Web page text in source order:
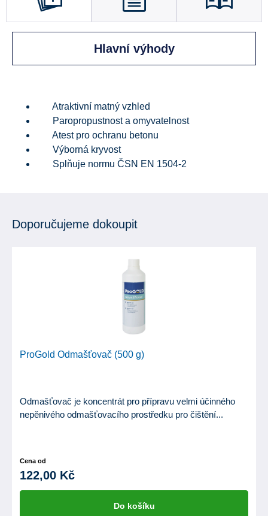
Hlavní výhody
Atraktivní matný vzhled
Paropropustnost a omyvatelnost
Atest pro ochranu betonu
Výborná kryvost
Splňuje normu ČSN EN 1504-2
Doporučujeme dokoupit
ProGold Odmašťovač (500 g)
Odmašťovač je koncentrát pro přípravu velmi účinného
nepěnivého odmašťovacího prostředku pro čištění...
Cena od
122,00 Kč
Do košíku